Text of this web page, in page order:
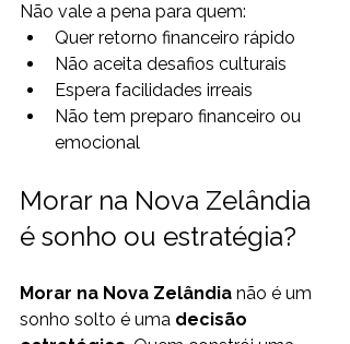
Não vale a pena para quem:
Quer retorno financeiro rápido
Não aceita desafios culturais
Espera facilidades irreais
Não tem preparo financeiro ou
emocional
Morar na Nova Zelândia
é sonho ou estratégia?
Morar na Nova Zelândia não é um
sonho solto é uma decisão